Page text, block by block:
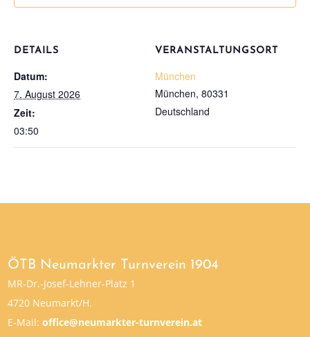
DETAILS
Datum:
7. August 2026
Zeit:
03:50
VERANSTALTUNGSORT
München
München, 80331
Deutschland
ÖTB Neumarkter Turnverein 1904
MR-Dr.-Josef-Lehner-Platz 1
4720 Neumarkt/H.
E-Mail:office@neumarkter-turnverein.at